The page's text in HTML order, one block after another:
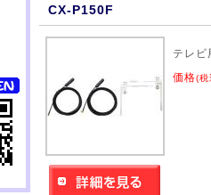
CX-P150F
テレビ
価格(税